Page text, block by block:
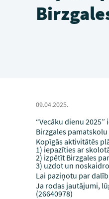
09.04.2025.
“Vecāku dienu
Birzgales
Kopīgās aktivitātēs
1) iepazīties ar
2) izpētīt Birzgales
3) uzdot un
Lai paziņotu par
Ja rodas jautājumi,
(26640978)